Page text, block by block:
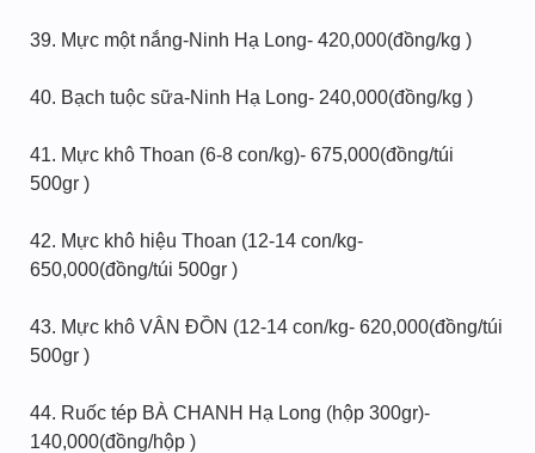
39. Mực một nắng-Ninh Hạ Long- 420,000(đồng/kg )
40. Bạch tuộc sữa-Ninh Hạ Long- 240,000(đồng/kg )
41. Mực khô Thoan (6-8 con/kg)- 675,000(đồng/túi
500gr )
42. Mực khô hiệu Thoan (12-14 con/kg-
650,000(đồng/túi 500gr )
43. Mực khô VÂN ĐỒN (12-14 con/kg- 620,000(đồng/túi
500gr )
44. Ruốc tép BÀ CHANH Hạ Long (hộp 300gr)-
140,000(đồng/hộp )